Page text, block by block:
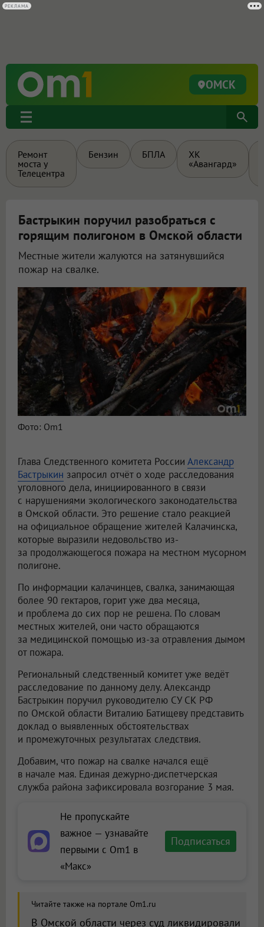
ОМСК
Ремонт
моста у
Телецентра
Бензин БПЛА
ХК
«Авангард»
Бастрыкин поручил разобраться с
горящим полигоном в Омской области
Местные жители жалуются на затянувшийся
пожар на свалке.
Фото: Om1
Глава Следственного комитета России Александр
Бастрыкин запросил отчёт о ходе расследования
уголовного дела, инициированного в связи
с нарушениями экологического законодательства
в Омской области. Это решение стало реакцией
на официальное обращение жителей Калачинска,
которые выразили недовольство из-
за продолжающегося пожара на местном мусорном
полигоне.
По информации калачинцев, свалка, занимающая
более 90 гектаров, горит уже два месяца,
и проблема до сих пор не решена. По словам
местных жителей, они часто обращаются
за медицинской помощью из-за отравления дымом
от пожара.
Региональный следственный комитет уже ведёт
расследование по данному делу. Александр
Бастрыкин поручил руководителю СУ СК РФ
по Омской области Виталию Батищеву представить
доклад о выявленных обстоятельствах
и промежуточных результатах следствия.
Добавим, что пожар на свалке начался ещё
в начале мая. Единая дежурно-диспетчерская
служба района зафиксировала возгорание 3 мая.
Не пропускайте
важное — узнавайте
первыми с Om1 в
«Макс»
Подписаться
Читайте также на портале Om1.ru
В Омской области через суд ликвидировали
РЕКЛАМА